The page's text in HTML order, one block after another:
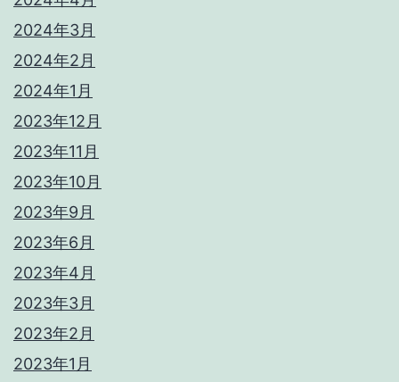
2024年3月
2024年2月
2024年1月
2023年12月
2023年11月
2023年10月
2023年9月
2023年6月
2023年4月
2023年3月
2023年2月
2023年1月